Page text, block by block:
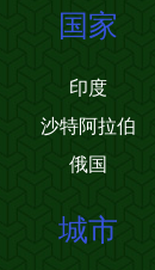
国家
印度
沙特阿拉伯
俄国
城市